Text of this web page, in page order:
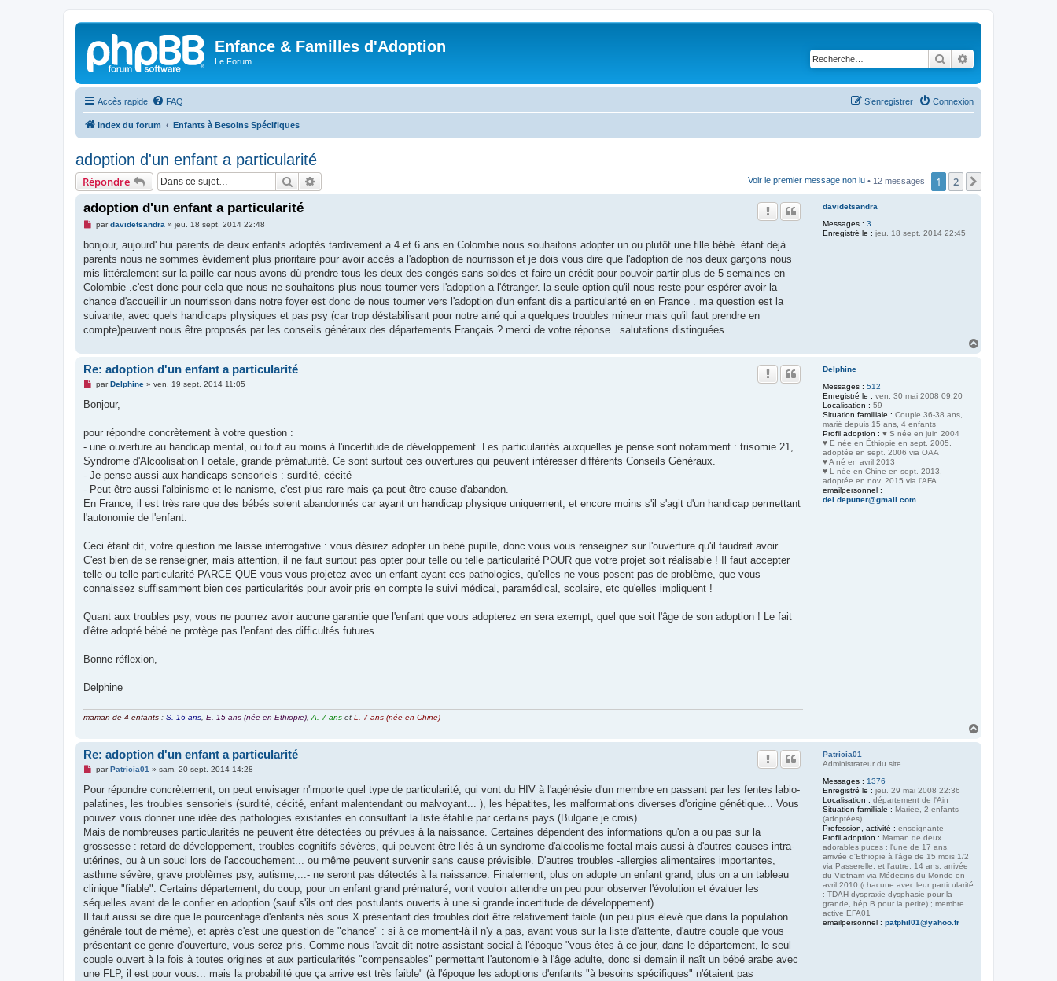
Enfance & Familles d'Adoption
Le Forum Rechercher
Accès rapide FAQ Connexion
S’enregistrer
Index du forum Enfants à Besoins Spécifiques
adoption d'un enfant a particularité
Répondre Rechercher Voir le premier message non lu • 12 messages 1 2
davidetsandra
Messages : 3
Enregistré le : jeu. 18 sept. 2014 22:45
adoption d'un enfant a particularité
M
s
a
g
n
o
l
u
pardavidetsandra » jeu. 18 sept. 2014 22:48
bonjour, aujourd' hui parents de deux enfants adoptés tardivement a 4 et 6 ans en Colombie nous souhaitons adopter un ou plutôt une fille bébé .étant déjà
parents nous ne sommes évidement plus prioritaire pour avoir accès a l'adoption de nourrisson et je dois vous dire que l'adoption de nos deux garçons nous
mis littéralement sur la paille car nous avons dù prendre tous les deux des congés sans soldes et faire un crédit pour pouvoir partir plus de 5 semaines en
Colombie .c'est donc pour cela que nous ne souhaitons plus nous tourner vers l'adoption a l'étranger. la seule option qu'il nous reste pour espérer avoir la
chance d'accueillir un nourrisson dans notre foyer est donc de nous tourner vers l'adoption d'un enfant dis a particularité en en France . ma question est la
suivante, avec quels handicaps physiques et pas psy (car trop déstabilisant pour notre ainé qui a quelques troubles mineur mais qu'il faut prendre en
compte)peuvent nous être proposés par les conseils généraux des départements Français ? merci de votre réponse . salutations distinguées
Delphine
Messages : 512
Enregistré le : ven. 30 mai 2008 09:20
Localisation : 59
Situation familliale : Couple 36-38 ans,
marié depuis 15 ans, 4 enfants
Profil adoption : ♥ S née en juin 2004
♥ E née en Éthiopie en sept. 2005,
adoptée en sept. 2006 via OAA
♥ A né en avril 2013
♥ L née en Chine en sept. 2013,
adoptée en nov. 2015 via l'AFA
emailpersonnel :
del.deputter@gmail.com
Re: adoption d'un enfant a particularité
M
s
g
n
o
n
l
u
parDelphine» ven. 19 sept. 2014 11:05
Bonjour,
pour répondre concrètement à votre question :
- une ouverture au handicap mental, ou tout au moins à l'incertitude de développement. Les particularités auxquelles je pense sont notamment : trisomie 21,
Syndrome d'Alcoolisation Foetale, grande prématurité. Ce sont surtout ces ouvertures qui peuvent intéresser différents Conseils Généraux.
- Je pense aussi aux handicaps sensoriels : surdité, cécité
- Peut-être aussi l'albinisme et le nanisme, c'est plus rare mais ça peut être cause d'abandon.
En France, il est très rare que des bébés soient abandonnés car ayant un handicap physique uniquement, et encore moins s'il s'agit d'un handicap permettant
l'autonomie de l'enfant.
Ceci étant dit, votre question me laisse interrogative : vous désirez adopter un bébé pupille, donc vous vous renseignez sur l'ouverture qu'il faudrait avoir...
C'est bien de se renseigner, mais attention, il ne faut surtout pas opter pour telle ou telle particularité POUR que votre projet soit réalisable ! Il faut accepter
telle ou telle particularité PARCE QUE vous vous projetez avec un enfant ayant ces pathologies, qu'elles ne vous posent pas de problème, que vous
connaissez suffisamment bien ces particularités pour avoir pris en compte le suivi médical, paramédical, scolaire, etc qu'elles impliquent !
Quant aux troubles psy, vous ne pourrez avoir aucune garantie que l'enfant que vous adopterez en sera exempt, quel que soit l'âge de son adoption ! Le fait
d'être adopté bébé ne protège pas l'enfant des difficultés futures...
Bonne réflexion,
Delphine
maman de 4 enfants : S. 16 ans E. 15 ans (née en Ethiopie) A. 7 ans et L. 7 ans (née en Chine)
Patricia01
Administrateur du site
Messages : 1376
Enregistré le : jeu. 29 mai 2008 22:36
Localisation : département de l'Ain
Situation familliale : Mariée, 2 enfants
(adoptées)
Profession, activité : enseignante
Profil adoption : Maman de deux
adorables puces : l'une de 17 ans,
arrivée d'Ethiopie à l'âge de 15 mois 1/2
via Passerelle, et l'autre, 14 ans, arrivée
du Vietnam via Médecins du Monde en
avril 2010 (chacune avec leur particularité
: TDAH-dyspraxie-dysphasie pour la
grande, hép B pour la petite) ; membre
active EFA01
emailpersonnel : patphil01@yahoo.fr
Re: adoption d'un enfant a particularité
M
s
a
g
n
o
l
u
parPatricia01» sam. 20 sept. 2014 14:28
Pour répondre concrètement, on peut envisager n'importe quel type de particularité, qui vont du HIV à l'agénésie d'un membre en passant par les fentes labio-
palatines, les troubles sensoriels (surdité, cécité, enfant malentendant ou malvoyant... ), les hépatites, les malformations diverses d'origine génétique... Vous
pouvez vous donner une idée des pathologies existantes en consultant la liste établie par certains pays (Bulgarie je crois).
Mais de nombreuses particularités ne peuvent être détectées ou prévues à la naissance. Certaines dépendent des informations qu'on a ou pas sur la
grossesse : retard de développement, troubles cognitifs sévères, qui peuvent être liés à un syndrome d'alcoolisme foetal mais aussi à d'autres causes intra-
utérines, ou à un souci lors de l'accouchement... ou même peuvent survenir sans cause prévisible. D'autres troubles -allergies alimentaires importantes,
asthme sévère, grave problèmes psy, autisme,...- ne seront pas détectés à la naissance. Finalement, plus on adopte un enfant grand, plus on a un tableau
clinique "fiable". Certains département, du coup, pour un enfant grand prématuré, vont vouloir attendre un peu pour observer l'évolution et évaluer les
séquelles avant de le confier en adoption (sauf s'ils ont des postulants ouverts à une si grande incertitude de développement)
Il faut aussi se dire que le pourcentage d'enfants nés sous X présentant des troubles doit être relativement faible (un peu plus élevé que dans la population
générale tout de même), et après c'est une question de "chance" : si à ce moment-là il n'y a pas, avant vous sur la liste d'attente, d'autre couple que vous
présentant ce genre d'ouverture, vous serez pris. Comme nous l'avait dit notre assistant social à l'époque "vous êtes à ce jour, dans le département, le seul
couple ouvert à la fois à toutes origines et aux particularités "compensables" permettant l'autonomie à l'âge adulte, donc si demain il naît un bébé arabe avec
une FLP, il est pour vous... mais la probabilité que ça arrive est très faible" (à l'époque les adoptions d'enfants "à besoins spécifiques" n'étaient pas